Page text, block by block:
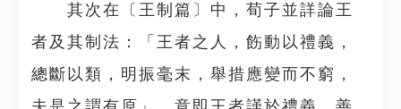
其次在〔王制篇〕中，荀子並詳論王
者及其制法：「王者之人，飭動以禮義，
總斷以類，明振毫末，舉措應變而不窮，